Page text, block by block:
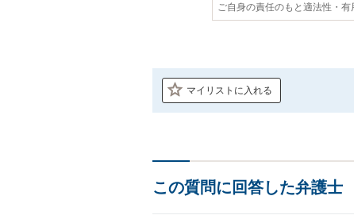
ご自身の責任のもと適法性・
マイリストに入れる
この質問に回答した弁護士